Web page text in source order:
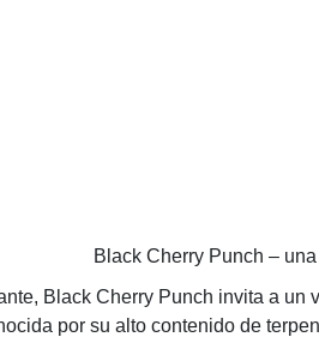
Black Cherry Punch –
Black Cherry Punch invita a
por su alto contenido de